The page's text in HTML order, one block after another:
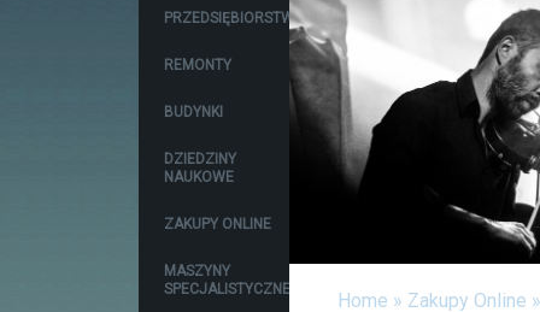
PRZEDSIĘBIORSTWA
REMONTY
BUDYNKI
DZIEDZINY
NAUKOWE
ZAKUPY ONLINE
MASZYNY
SPECJALISTYCZNE
Home » Zakupy Online